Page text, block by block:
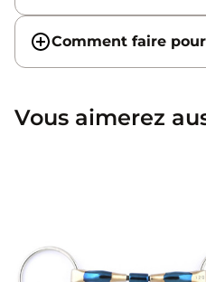
Comment faire
Vous aimerez